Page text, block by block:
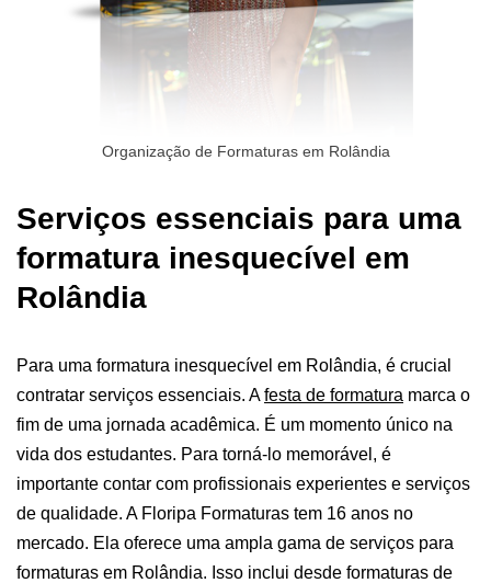
Organização de Formaturas em Rolândia
Serviços essenciais para uma
formatura inesquecível em
Rolândia
Para uma formatura inesquecível em Rolândia, é crucial
contratar serviços essenciais. Afesta de formatura marca o
fim de uma jornada acadêmica. É um momento único na
vida dos estudantes. Para torná-lo memorável, é
importante contar com profissionais experientes e serviços
de qualidade. A Floripa Formaturas tem 16 anos no
mercado. Ela oferece uma ampla gama de serviços para
formaturas em Rolândia. Isso inclui desde formaturas de